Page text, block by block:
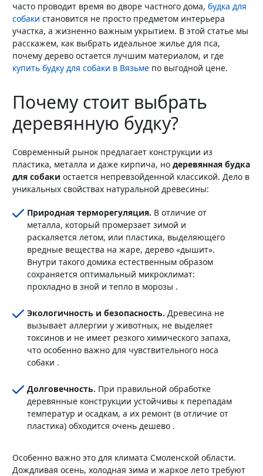
часто проводит время во дворе частного дома, будка для
собаки становится не просто предметом интерьера
участка, а жизненно важным укрытием. В этой статье мы
расскажем, как выбрать идеальное жилье для пса,
почему дерево остается лучшим материалом, и где
купить будку для собаки в Вязьме по выгодной цене.
Почему стоит выбрать
деревянную будку?
Современный рынок предлагает конструкции из
пластика, металла и даже кирпича, но деревянная будка
для собаки остается непревзойденной классикой. Дело в
уникальных свойствах натуральной древесины:
Природная терморегуляция. В отличие от
металла, который промерзает зимой и
раскаляется летом, или пластика, выделяющего
вредные вещества на жаре, дерево «дышит».
Внутри такого домика естественным образом
сохраняется оптимальный микроклимат:
прохладно в зной и тепло в морозы .
Экологичность и безопасность. Древесина не
вызывает аллергии у животных, не выделяет
токсинов и не имеет резкого химического запаха,
что особенно важно для чувствительного носа
собаки .
Долговечность. При правильной обработке
деревянные конструкции устойчивы к перепадам
температур и осадкам, а их ремонт (в отличие от
пластика) обходится очень дешево .
Особенно важно это для климата Смоленской области.
Дождливая осень, холодная зима и жаркое лето требуют